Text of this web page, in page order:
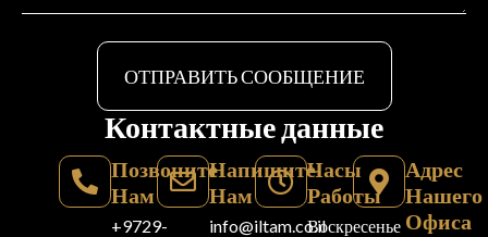
ОТПРАВИТЬ СООБЩЕНИЕ
Контактные данные
Позвоните
Нам
+9729-
Напишите
Нам
info@iltam.co.il
Часы
Работы
Воскресенье
Адрес
Нашего
Офиса